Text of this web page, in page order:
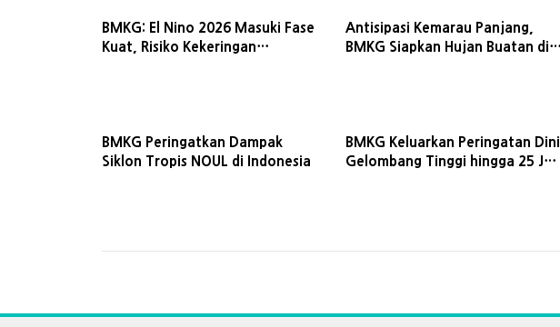
BMKG: El Nino 2026 Masuki Fase
Kuat, Risiko Kekeringan
Antisipasi Kemarau Panjang,
BMKG Siapkan Hujan Buatan di
BMKG Peringatkan Dampak
Siklon Tropis NOUL di Indonesia
BMKG Keluarkan Peringatan Dini
Gelombang Tinggi hingga 25 Juli